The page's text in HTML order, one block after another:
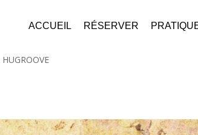
ACCUEIL RÉSERVER